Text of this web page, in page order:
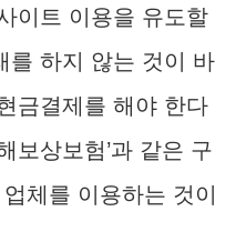
이트 이용을 유도할
를 하지 않는 것이 바
금결제를 해야 한다
보상보험’과 같은 구
체를 이용하는 것이